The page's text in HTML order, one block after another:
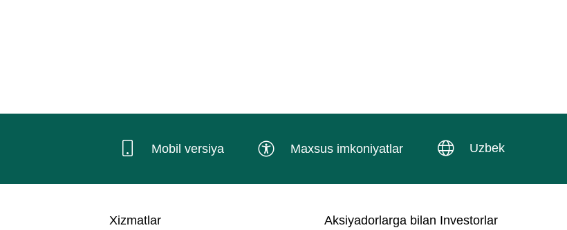
Mobil versiya Maxsus imkoniyatlar Uzbek
Xizmatlar
Aksiyadorlarga bilan Investorlar